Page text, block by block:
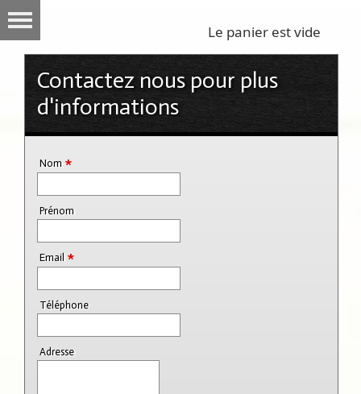
Le panier est vide
Contactez nous pour plus
d'informations
Nom *
Prénom
Email *
Téléphone
Adresse